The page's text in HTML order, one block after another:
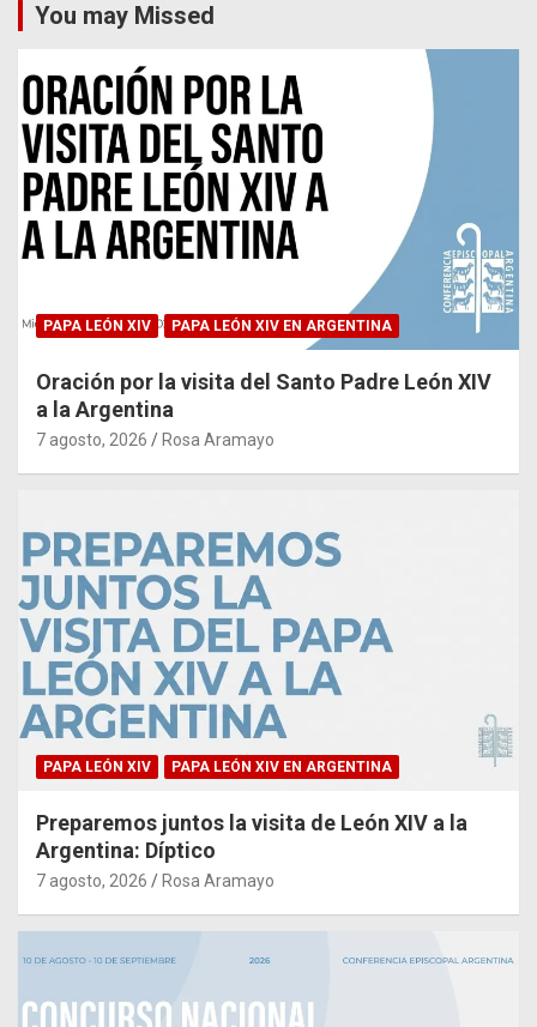
You may Missed
PAPA LEÓN XIV PAPA LEÓN XIV EN ARGENTINA
Oración por la visita del Santo Padre León XIV
a la Argentina
7 agosto, 2026 Rosa Aramayo
PAPA LEÓN XIV PAPA LEÓN XIV EN ARGENTINA
Preparemos juntos la visita de León XIV a la
Argentina: Díptico
7 agosto, 2026 Rosa Aramayo